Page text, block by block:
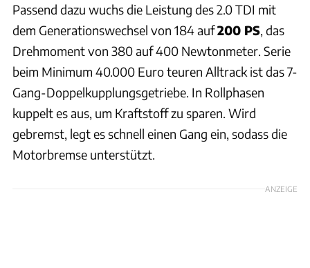
Passend dazu wuchs die Leistung des 2.0 TDI mit
dem Generationswechsel von 184 auf200 PS, das
Drehmoment von 380 auf 400 Newtonmeter. Serie
beim Minimum 40.000 Euro teuren Alltrack ist das 7-
Gang-Doppelkupplungsgetriebe. In Rollphasen
kuppelt es aus, um Kraftstoff zu sparen. Wird
gebremst, legt es schnell einen Gang ein, sodass die
Motorbremse unterstützt.
ANZEIGE